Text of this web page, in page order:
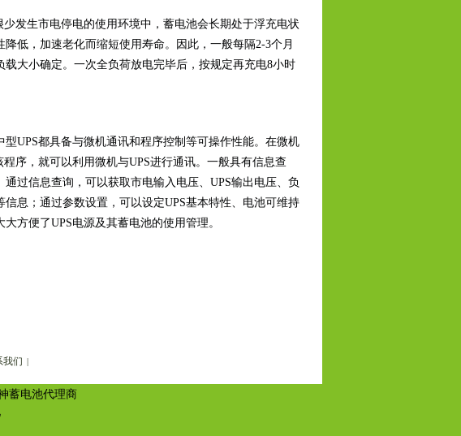
生市电停电的使用环境中，蓄电池会长期处于浮充电状
低，加速老化而缩短使用寿命。因此，一般每隔2-3个月
大小确定。一次全负荷放电完毕后，按规定再充电8小时
都具备与微机通讯和程序控制等可操作性能。在微机
序，就可以利用微机与UPS进行通讯。一般具有信息查
过信息查询，可以获取市电输入电压、UPS输出电压、负
息；通过参数设置，可以设定UPS基本特性、电池可维持
方便了UPS电源及其蓄电池的使用管理。
我们 |
蓄电池代理商